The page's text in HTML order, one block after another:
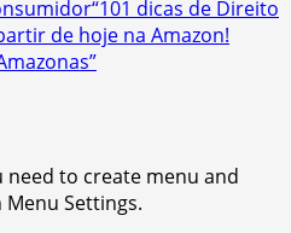
“101 dicas de Direito
de hoje na Amazon!
need to create menu and
Settings.